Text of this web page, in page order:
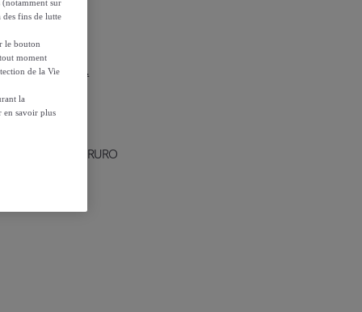
les conditions.
140 cm ORURO
(notamment sur
des fins de lutte
le bouton
moment
de la Vie
la
en savoir plus